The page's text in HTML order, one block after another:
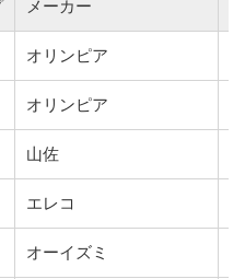
メーカー
オリンピア
オリンピア
山佐
エレコ
オーイズミ